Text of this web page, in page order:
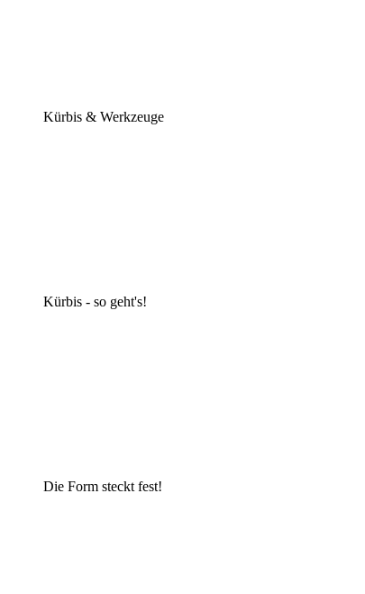
Kürbis & Werkzeuge
Kürbis - so geht's!
Die Form steckt fest!